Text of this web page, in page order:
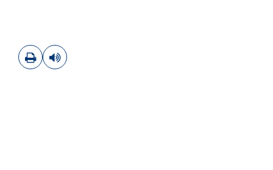
ImprimirLeer contenido